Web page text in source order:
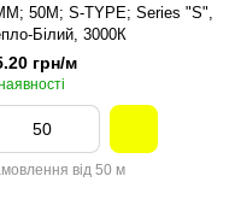
50M; S-TYPE; Series "S",
Білий, 3000К
грн/м
від 50 м